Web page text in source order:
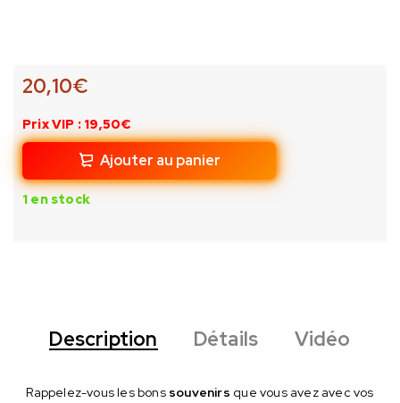
20,10€
Prix VIP : 19,50€
Ajouter au panier
1 en stock
Description Détails Vidéo
Rappelez-vous les bons souvenirs que vous avez avec vos